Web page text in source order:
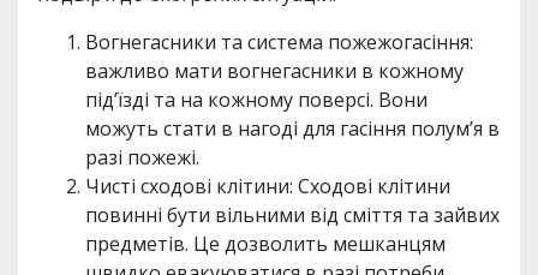
Вогнегасники та система пожежогасіння:
важливо мати вогнегасники в кожному
під’їзді та на кожному поверсі. Вони
можуть стати в нагоді для гасіння полум’я в
разі пожежі.
Чисті сходові клітини: Сходові клітини
повинні бути вільними від сміття та зайвих
предметів. Це дозволить мешканцям